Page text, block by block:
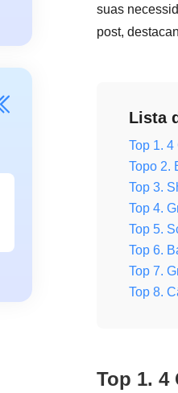
suas
post,
Lista
Top 1.
Topo 2.
Top 3.
Top 4.
Top 5.
Top 6.
Top 7.
Top 8.
Top 1. 4